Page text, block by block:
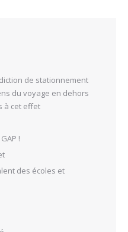
de stationnement
du voyage en dehors
à cet effet
!
des écoles et